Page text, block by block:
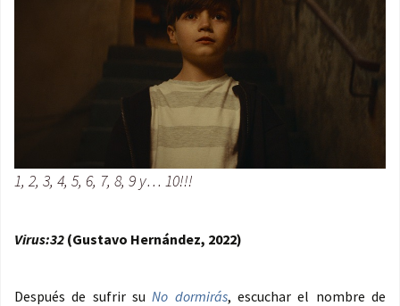
1, 2, 3, 4, 5, 6, 7, 8, 9 y… 10!!!
Virus:32 (Gustavo Hernández, 2022)
Después de sufrir suNo dormirás, escuchar el nombre de